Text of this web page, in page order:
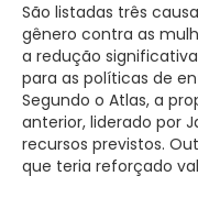
São listadas três
gênero contra as
a redução
para as políticas de
Segundo o Atlas, a
anterior, liderado por
recursos previstos.
que teria reforçado